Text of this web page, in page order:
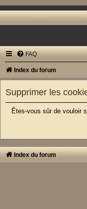
FAQ
Index du forum
Supprimer les
Êtes-vous sûr de vouloir
Index du forum